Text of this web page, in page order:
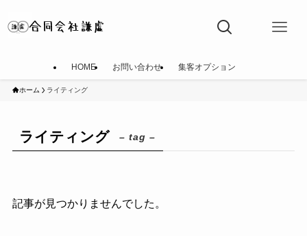
HOME お問い合わせ 集客オプション
ホーム ライティング
ライティング – tag –
記事が見つかりませんでした。